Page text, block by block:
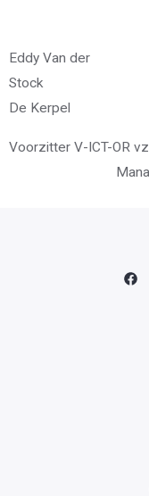
Eddy Van der
De Kerpel
Voorzitter
Managing